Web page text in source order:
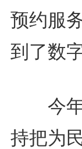
预约服
到了数
今年
持把为